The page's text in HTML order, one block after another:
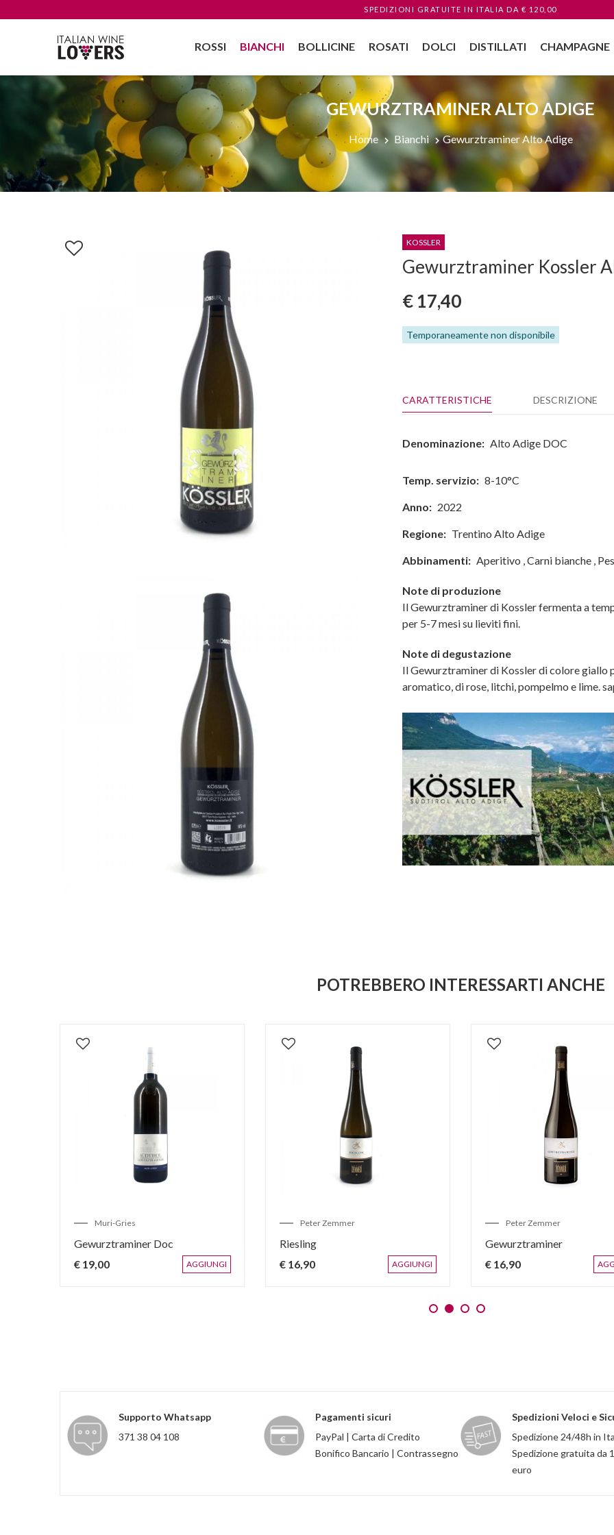
SPEDIZIONI GRATUITE IN ITALIA DA € 120,00
ROSSI BIANCHI BOLLICINE ROSATI DOLCI DISTILLATI CHAMPAGNE
GEWURZTRAMINER ALTO ADIGE
Home Bianchi Gewurztraminer Alto Adige
KOSSLER
Gewurztraminer Kossler
€ 17,40
Temporaneamente non disponibile
CARATTERISTICHE DESCRIZIONE
Denominazione: Alto Adige DOC
Temp. servizio: 8-10°C
Anno: 2022
Regione: Trentino Alto Adige
Abbinamenti: Aperitivo ,Carni bianche ,
Note di produzione
Il Gewurztraminer di Kossler fermenta a
per 5-7 mesi su lieviti fini.
Note di degustazione
Il Gewurztraminer di Kossler di colore
aromatico, di rose, litchi, pompelmo e lime.
POTREBBERO INTERESSARTI ANCHE
AGGIUNGI
Muri-Gries
Gewurztraminer Doc
€ 19,00
AGGIUNGI
Peter Zemmer
Riesling
€ 16,90
Peter Zemmer
Gewurztraminer
€ 16,90
Supporto Whatsapp
371 38 04 108
Pagamenti sicuri
PayPal | Carta di Credito
Bonifico Bancario | Contrassegno
Spedizioni Veloci e
Spedizione 24/48h in
Spedizione gratuita da
euro